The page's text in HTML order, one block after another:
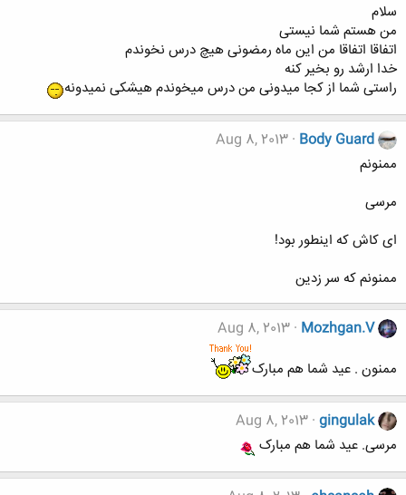
سلام
من هستم شما نیستی
اتفاقا اتفاقا من این ماه رمضونی هیچ درس نخوندم
خدا ارشد رو بخیر کنه
راستی شما از کجا میدونی من درس میخوندم هیشکی نمیدونه
Body Guard
Aug 8, 2013
ممنونم
مرسی
ای کاش که اینطور بود!
ممنونم که سر زدین
Mozhgan.V
Aug 8, 2013
ممنون . عید شما هم مبارک
gingulak
Aug 8, 2013
مرسی. عید شما هم مبارک